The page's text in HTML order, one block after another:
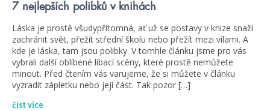
7 nejlepších polibků v knihách
Láska je prostě všudypřítomná, ať už se postavy v knize snaží
zachránit svět, přežít střední školu nebo přežít mezi vílami. A
kde je láska, tam jsou polibky. V tomhle článku jsme pro vás
vybrali další oblíbené líbací scény, které prostě nemůžete
minout. Před čtením vás varujeme, že si můžete v článku
vyzradit zápletku nebo její část. Tak pozor […]
číst více